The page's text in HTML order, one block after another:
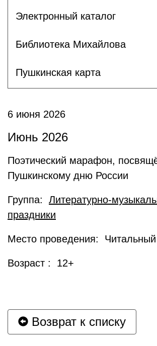
Электронный каталог
Библиотека Михайлова
Пушкинская карта
6 июня 2026
Июнь 2026
Поэтический марафон,
Пушкинскому дню России
Группа: Литературно-
праздники
Место проведения: Читальный
Возраст : 12+
Возврат к списку